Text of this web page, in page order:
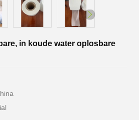
in koude water oplosbare